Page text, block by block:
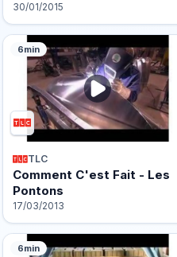
30/01/2015
6min
TLC
Comment C'est Fait - Les
Pontons
17/03/2013
6min